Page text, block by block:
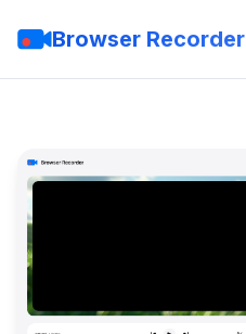
Browser Recorder